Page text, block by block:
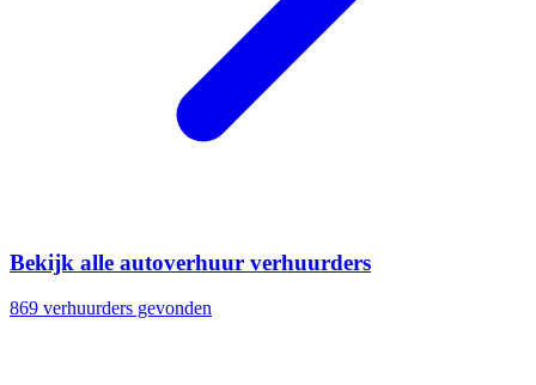
Bekijk alle autoverhuur verhuurders
869 verhuurders gevonden